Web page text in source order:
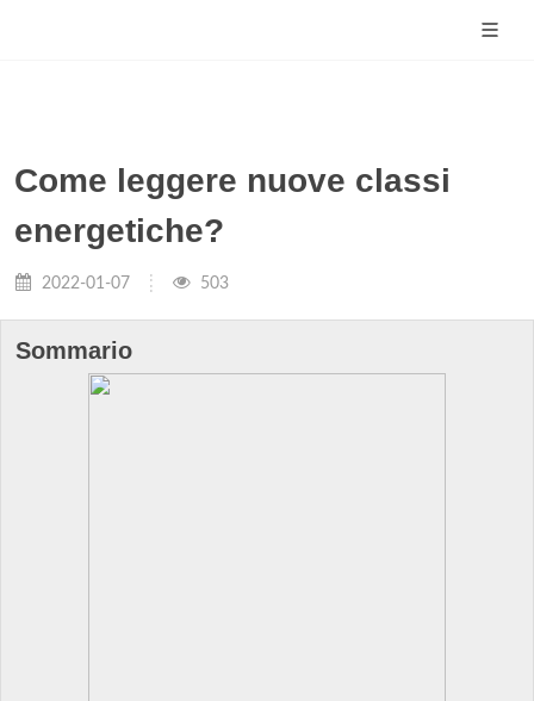
Come leggere nuove classi
energetiche?
2022-01-07 503
Sommario